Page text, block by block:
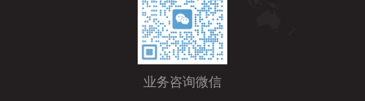
业务咨询微信